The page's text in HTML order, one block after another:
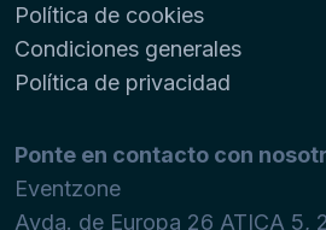
Política de cookies
Condiciones generales
Política de privacidad
Ponte en contacto con
Eventzone
Avda. de Europa 26 ATICA 5,